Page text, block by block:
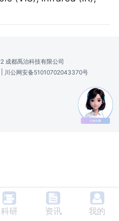
成都禹治科技有限公司
川公网安备51010702043370号
科研 资讯 我的